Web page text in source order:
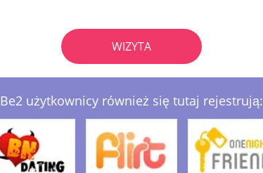
WIZYTA
Be2 użytkownicy również się tutaj rejestrują: